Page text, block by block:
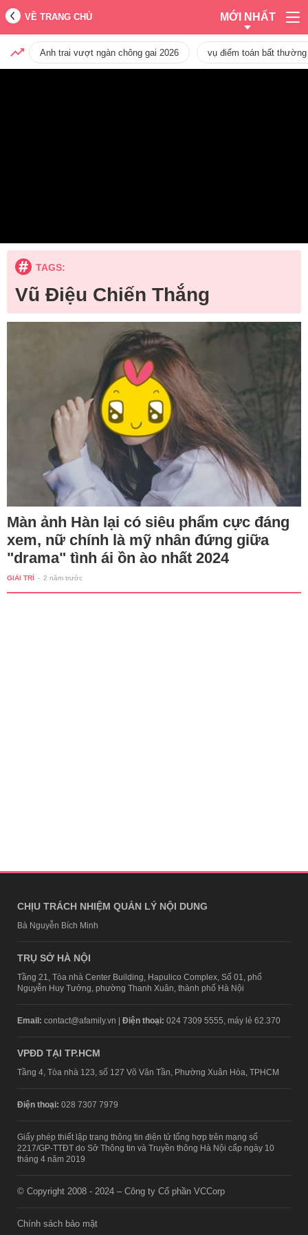
VỀ TRANG CHỦ MỚI NHẤT
Anh trai vượt ngàn chông gai 2026 vụ điểm toán bất
TAGS:
Vũ Điệu Chiến Thắng
Màn ảnh Hàn lại có siêu phẩm cực đáng
xem, nữ chính là mỹ nhân đứng giữa
"drama" tình ái ồn ào nhất 2024
GIẢI TRÍ - 2 năm trước
CHỊU TRÁCH NHIỆM QUẢN LÝ NỘI DUNG
Bà Nguyễn Bích Minh
TRỤ SỞ HÀ NỘI
Tầng 21, Tòa nhà Center Building, Hapulico Complex, Số 01, phố
Nguyễn Huy Tưởng, phường Thanh Xuân, thành phố Hà Nội
Email: contact@afamily.vn | Điện thoại: 024 7309 5555, máy lẻ 62.370
VPĐD TẠI TP.HCM
Tầng 4, Tòa nhà 123, số 127 Võ Văn Tần, Phường Xuân Hòa, TPHCM
Điện thoại: 028 7307 7979
Giấy phép thiết lập trang thông tin điện tử tổng hợp trên mạng số
2217/GP-TTĐT do Sở Thông tin và Truyền thông Hà Nội cấp ngày 10
tháng 4 năm 2019
© Copyright 2008 - 2024 – Công ty Cổ phần VCCorp
Chính sách bảo mật